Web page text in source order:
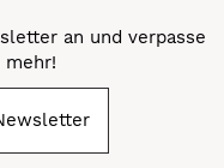
an und verpasse
mehr!